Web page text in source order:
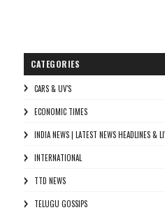
CATEGORIES
CARS & UV'S
ECONOMIC TIMES
INDIA NEWS | LATEST NEWS HEADLINES &
INTERNATIONAL
TTD NEWS
TELUGU GOSSIPS